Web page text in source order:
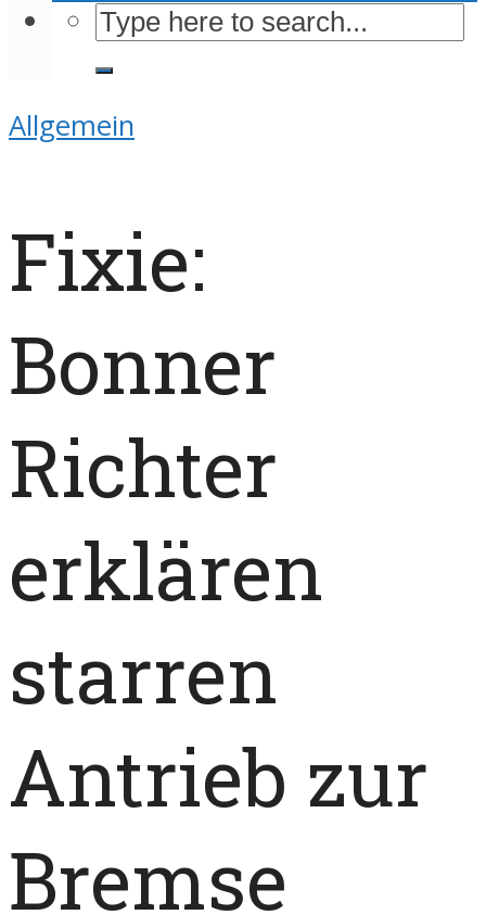
Allgemein
Fixie:
Bonner
Richter
erklären
starren
Antrieb zur
Bremse